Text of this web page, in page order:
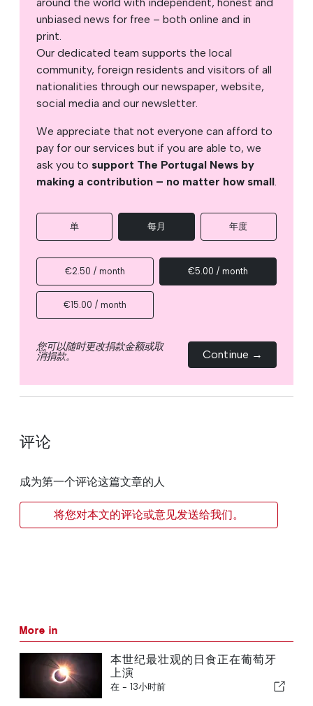
unbiased news for free – both online and in
print.
Our dedicated team supports the local
community, foreign residents and visitors of all
nationalities through our newspaper, website,
social media and our newsletter.
We appreciate that not everyone can afford to
pay for our services but if you are able to, we
ask you to support The Portugal News by
making a contribution – no matter how small.
单 每月 年度
€2.50 / month €5.00 / month
€15.00 / month
您可以随时更改捐款金额或取
消捐款。 Continue →
评论
成为第一个评论这篇文章的人
将您对本文的评论或意见发送给我们。
More in
本世纪最壮观的日食正在葡萄牙
上演
在 - 13小时前